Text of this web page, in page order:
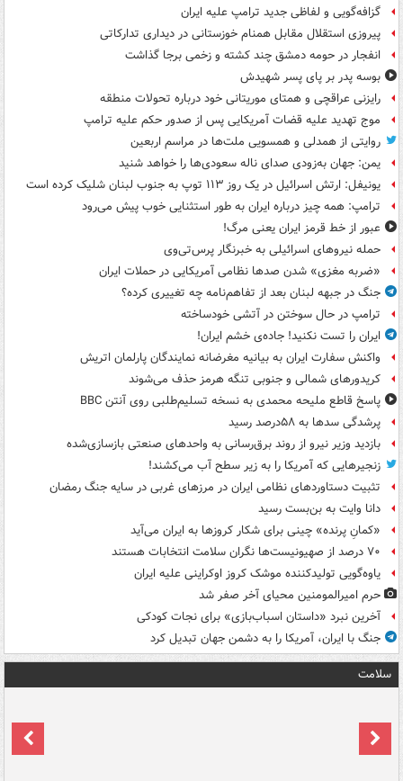
گزافه‌گویی و لفاظی جدید ترامپ علیه ایران
پیروزی استقلال مقابل همنام خوزستانی در دیداری تدارکاتی
انفجار در حومه دمشق چند کشته و زخمی برجا گذاشت
بوسه‌ پدر بر پای پسر شهیدش
رایزنی عراقچی و همتای موریتانی خود درباره تحولات منطقه
موج تهدید علیه قضات آمریکایی پس از صدور حکم علیه ترامپ
روایتی از همدلی و همسویی ملت‌ها در مراسم اربعین
یمن: جهان به‌زودی صدای ناله سعودی‌ها را خواهد شنید
یونیفل: ارتش اسرائیل در یک روز ۱۱۳ توپ به جنوب لبنان شلیک کرده است
ترامپ: همه چیز درباره ایران به طور استثنایی خوب پیش می‌رود
عبور از خط قرمز ایران یعنی مرگ!
حمله نیروهای اسرائیلی به خبرنگار پرس‌تی‌وی
«ضربه مغزی» شدن صدها نظامی آمریکایی در حملات ایران
جنگ در جبهه لبنان بعد از تفاهم‌نامه چه تغییری کرده؟
ترامپ در حال سوختن در آتشی خودساخته
ایران را تست نکنید! جاده‌ی خشم ایران!
واکنش سفارت ایران به بیانیه مغرضانه نمایندگان پارلمان اتریش
کریدورهای شمالی و جنوبی تنگه هرمز حذف می‌شوند
پاسخ قاطع ملیحه محمدی به نسخه تسلیم‌طلبی روی آنتن BBC
پرشدگی سدها به ۵۸درصد رسید
بازدید وزیر نیرو از روند برق‌رسانی به واحدهای صنعتی بازسازی‌شده
زنجیرهایی که آمریکا را به زیر سطح آب می‌کشند!
تثبیت دستاوردهای نظامی ایران در مرزهای غربی در سایه جنگ رمضان
دانا وایت به بن‌بست رسید
«کمانِ پرنده» چینی برای شکار کروزها به ایران می‌آید
۷۰ درصد از صهیونیست‌ها نگران سلامت انتخابات هستند
یاوه‌گویی تولیدکننده موشک کروز اوکراینی علیه ایران
حرم امیرالمومنین محیای آخر صفر شد
آخرین نبرد «داستان اسباب‌بازی» برای نجات کودکی
جنگ با ایران، آمریکا را به دشمن جهان تبدیل کرد
سلامت